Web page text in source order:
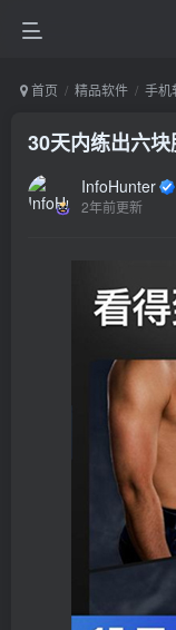
首页 精品软件 手机
30天内练出六
InfoHunter
2年前更新